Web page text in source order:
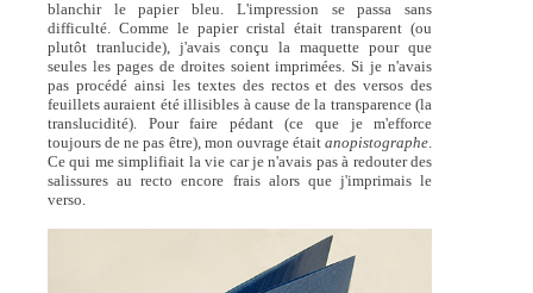
blanchir le papier bleu. L'impression se passa sans
difficulté. Comme le papier cristal était transparent (ou
plutôt tranlucide), j'avais conçu la maquette pour que
seules les pages de droites soient imprimées. Si je n'avais
pas procédé ainsi les textes des rectos et des versos des
feuillets auraient été illisibles à cause de la transparence (la
translucidité). Pour faire pédant (ce que je m'efforce
toujours de ne pas être), mon ouvrage étaitanopistographe.
Ce qui me simplifiait la vie car je n'avais pas à redouter des
salissures au recto encore frais alors que j'imprimais le
verso.